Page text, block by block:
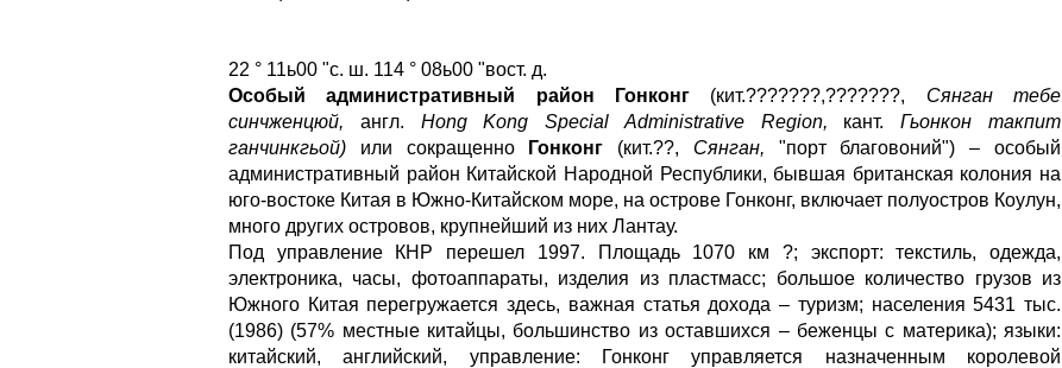
22 ° 11ь00 "с. ш. 114 ° 08ь00 "вост. д.
Особый административный район Гонконг (кит.???????,???????, Сянган тебе
синчженцюй, англ. Hong Kong Special Administrative Region, кант.Гьонкон такпит
ганчинкгьой) или сокращенно Гонконг (кит.??, Сянган, "порт благовоний") – особый
административный район Китайской Народной Республики, бывшая британская колония на
юго-востоке Китая в Южно-Китайском море, на острове Гонконг, включает полуостров Коулун,
много других островов, крупнейший из них Лантау.
Под управление КНР перешел 1997. Площадь 1070 км ?; экспорт: текстиль, одежда,
электроника, часы, фотоаппараты, изделия из пластмасс; большое количество грузов из
Южного Китая перегружается здесь, важная статья дохода – туризм; населения 5431 тыс.
(1986) (57% местные китайцы, большинство из оставшихся – беженцы с материка); языки:
китайский, английский, управление: Гонконг управляется назначенным королевой